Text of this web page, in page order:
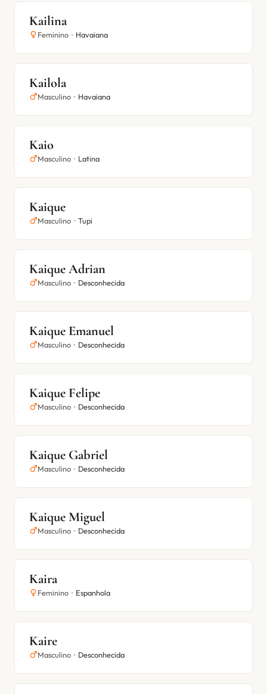
Kailina
Feminino • Havaiana
Kailola
Masculino • Havaiana
Kaio
Masculino • Latina
Kaique
Masculino • Tupi
Kaique Adrian
Masculino • Desconhecida
Kaique Emanuel
Masculino • Desconhecida
Kaique Felipe
Masculino • Desconhecida
Kaique Gabriel
Masculino • Desconhecida
Kaique Miguel
Masculino • Desconhecida
Kaira
Feminino • Espanhola
Kaire
Masculino • Desconhecida